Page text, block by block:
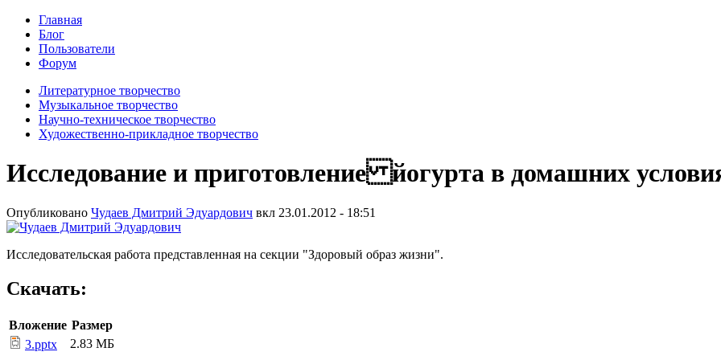
Главная
Блог
Пользователи
Форум
Литературное творчество
Музыкальное творчество
Научно-техническое творчество
Художественно-прикладное творчество
Исследование и приготовление йогурта в домашних
Опубликовано Чудаев Дмитрий Эдуардович вкл 23.01.2012 - 18:51
Исследовательская работа представленная на секции "Здоровый образ жизни".
Скачать:
Вложение Размер
3.pptx
2.83 МБ